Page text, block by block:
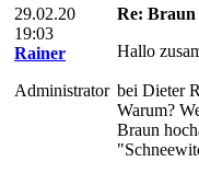
29.02.20
19:03
Rainer
Administrator
Re: Braun
Hallo
bei Dieter
Warum?
Braun